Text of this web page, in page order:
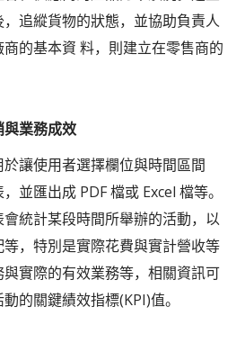
追縱貨物的狀態，並協助負責人
的基本資 料，則建立在零售商的
業務成效
讓使用者選擇欄位與時間區間
並匯出成 PDF 檔或 Excel 檔等。
統計某段時間所舉辦的活動，以
，特別是實際花費與實計營收等
實際的有效業務等，相關資訊可
的關鍵績效指標(KPI)值。